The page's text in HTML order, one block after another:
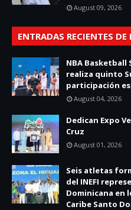
August 09, 2026
ENTRADAS RECIENTES DE
NBA Basketball
realiza quinto
participación
August 04, 2026
Dedican Expo
Cruz
August 01, 2026
Seis atletas
del INEFI
Dominicana en
Caribe Santo